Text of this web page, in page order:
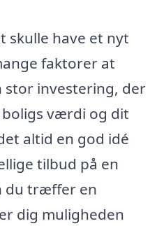
skulle have et nyt
faktorer at
stor investering, der
værdi og dit
altid en god idé
tilbud på en
du træffer en
dig muligheden